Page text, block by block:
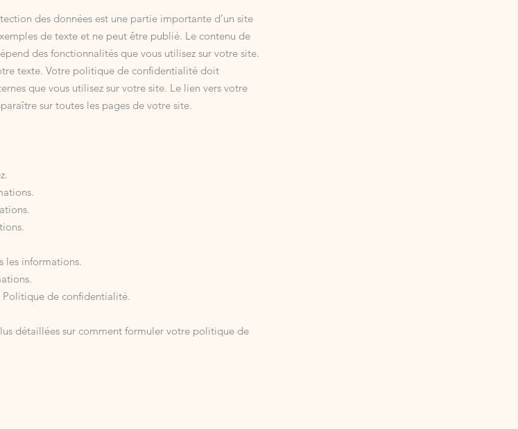
des données est une partie importante d’un site
de texte et ne peut être publié. Le contenu de
des fonctionnalités que vous utilisez sur votre site.
texte. Votre politique de confidentialité doit
que vous utilisez sur votre site. Le lien vers votre
sur toutes les pages de votre site.
les informations.
de confidentialité.
détaillées sur comment formuler votre politique de